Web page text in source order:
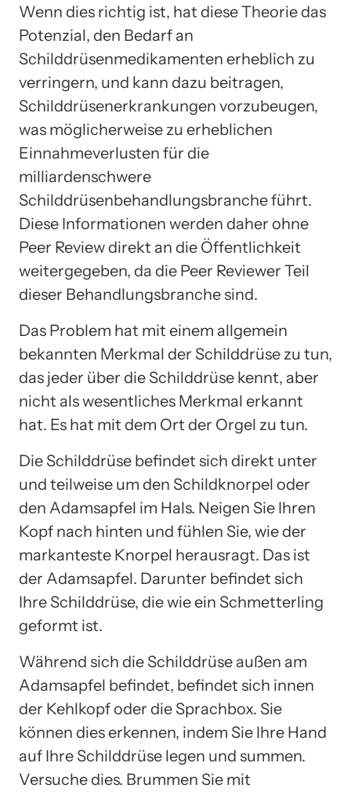
Wenn dies richtig ist, hat diese Theorie das
Potenzial, den Bedarf an
Schilddrüsenmedikamenten erheblich zu
verringern, und kann dazu beitragen,
Schilddrüsenerkrankungen vorzubeugen,
was möglicherweise zu erheblichen
Einnahmeverlusten für die
milliardenschwere
Schilddrüsenbehandlungsbranche führt.
Diese Informationen werden daher ohne
Peer Review direkt an die Öffentlichkeit
weitergegeben, da die Peer Reviewer Teil
dieser Behandlungsbranche sind.
Das Problem hat mit einem allgemein
bekannten Merkmal der Schilddrüse zu tun,
das jeder über die Schilddrüse kennt, aber
nicht als wesentliches Merkmal erkannt
hat. Es hat mit dem Ort der Orgel zu tun.
Die Schilddrüse befindet sich direkt unter
und teilweise um den Schildknorpel oder
den Adamsapfel im Hals. Neigen Sie Ihren
Kopf nach hinten und fühlen Sie, wie der
markanteste Knorpel herausragt. Das ist
der Adamsapfel. Darunter befindet sich
Ihre Schilddrüse, die wie ein Schmetterling
geformt ist.
Während sich die Schilddrüse außen am
Adamsapfel befindet, befindet sich innen
der Kehlkopf oder die Sprachbox. Sie
können dies erkennen, indem Sie Ihre Hand
auf Ihre Schilddrüse legen und summen.
Versuche dies. Brummen Sie mit